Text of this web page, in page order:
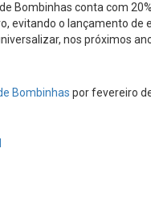
Bombinhas conta com
o lançamento de
nos próximos
Bombinhas por fevereiro